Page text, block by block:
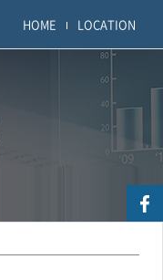
HOME LOCATION